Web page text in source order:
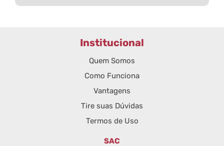
Institucional
Quem Somos
Como Funciona
Vantagens
Tire suas Dúvidas
Termos de Uso
SAC